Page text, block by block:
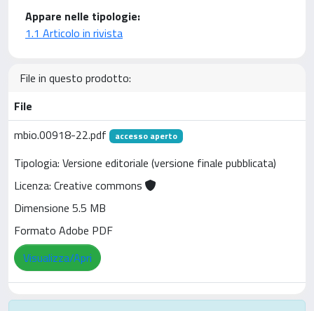
Appare nelle tipologie:
1.1 Articolo in rivista
File in questo prodotto:
File
mbio.00918-22.pdf
accesso aperto
Tipologia: Versione editoriale (versione finale pubblicata)
Licenza: Creative commons
Dimensione 5.5 MB
Formato Adobe PDF
Visualizza/Apri